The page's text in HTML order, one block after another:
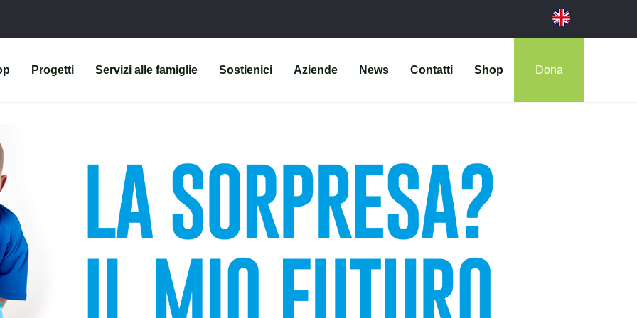
Progetti Servizi alle famiglie Sostienici Aziende News Contatti Shop Dona